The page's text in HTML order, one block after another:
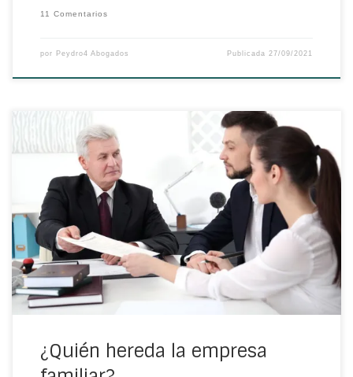
11 Comentarios
por Peydro4 Abogados Publicada27/09/2021
Muchas personas montan una empresa y van trabajando
en ella para hacerla crecer, pensando en dejar la
empresa ya consolidada a sus descendientes. Lo cierto
es que al heredar la empresa familiar es posible, pero se
ha de tener en cuenta que la transmisión de la dirección
de una enseña de padres a hijos dependerá del tamaño
con el que cuente ya la empresa así como su
configuración y el tamaño de la empresa.
¿Quién hereda la empresa